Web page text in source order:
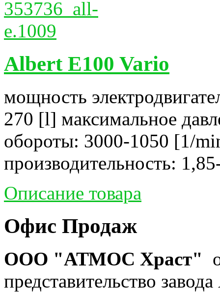
Albert E100 Vario
мощность
270 [l] максимальное
обороты: 3000-1050 [1/
производительность:
Описание товара
Офис Продаж
ООО "АТМОС Храст"
представительство